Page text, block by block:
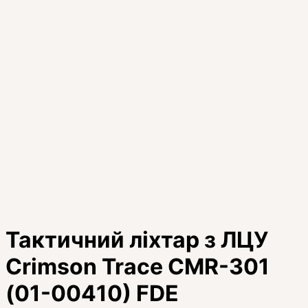
Тактичний ліхтар з ЛЦУ
Crimson Trace CMR-301
(01-00410) FDE